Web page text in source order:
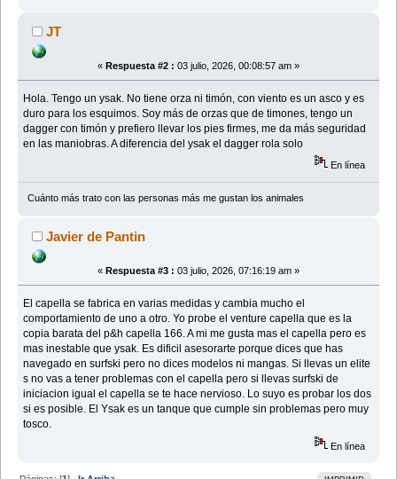
JT
« Respuesta #2 : 03 julio, 2026, 00:08:57 am »
Hola. Tengo un ysak. No tiene orza ni timón, con viento es un asco y es
duro para los esquimos. Soy más de orzas que de timones, tengo un
dagger con timón y prefiero llevar los pies firmes, me da más seguridad
en las maniobras. A diferencia del ysak el dagger rola solo
En línea
Cuánto más trato con las personas más me gustan los animales
Javier de Pantin
« Respuesta #3 : 03 julio, 2026, 07:16:19 am »
El capella se fabrica en varias medidas y cambia mucho el
comportamiento de uno a otro. Yo probe el venture capella que es la
copia barata del p&h capella 166. A mi me gusta mas el capella pero es
mas inestable que ysak. Es dificil asesorarte porque dices que has
navegado en surfski pero no dices modelos ni mangas. Si llevas un elite
s no vas a tener problemas con el capella pero si llevas surfski de
iniciacion igual el capella se te hace nervioso. Lo suyo es probar los dos
si es posible. El Ysak es un tanque que cumple sin problemas pero muy
tosco.
En línea